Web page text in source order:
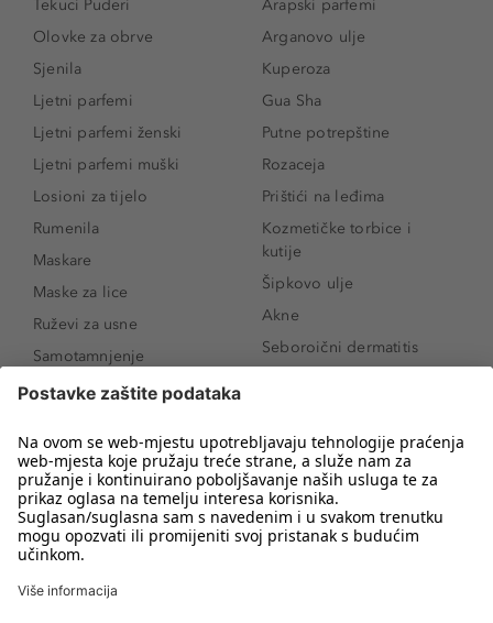
Tekuci Puderi
Olovke za obrve
Sjenila
Ljetni parfemi
Ljetni parfemi ženski
Ljetni parfemi muški
Losioni za tijelo
Rumenila
Maskare
Maske za lice
Ruževi za usne
Samotamnjenje
Puderi
Proizvodi za obrve
Sunce i zaštita
Serumi za lice
Proizvodi za čišćenje lica
Arapski parfemi
Arganovo ulje
Kuperoza
Gua Sha
Putne potrepštine
Rozaceja
Prištići na leđima
Kozmetičke torbice i
kutije
Šipkovo ulje
Akne
Seboroični dermatitis
Novo
Koji mi parfem
odgovara?
Kako našminkati oči da